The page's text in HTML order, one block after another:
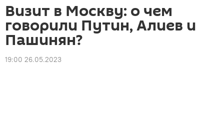
Визит в Москву: о чем
говорили Путин, Алиев и
Пашинян?
19:00 26.05.2023